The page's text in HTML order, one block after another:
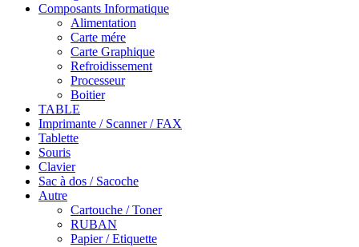
Composants Informatique
Alimentation
Carte mére
Carte Graphique
Refroidissement
Processeur
Boitier
TABLE
Imprimante / Scanner / FAX
Tablette
Souris
Clavier
Sac à dos / Sacoche
Autre
Cartouche / Toner
RUBAN
Papier / Etiquette